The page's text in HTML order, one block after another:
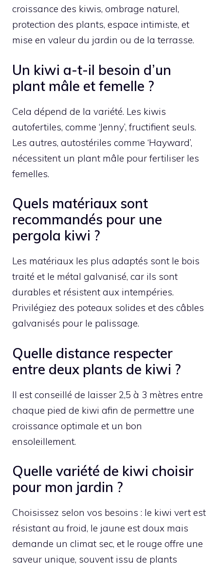
croissance des kiwis, ombrage naturel,
protection des plants, espace intimiste, et
mise en valeur du jardin ou de la terrasse.
Un kiwi a-t-il besoin d’un
plant mâle et femelle ?
Cela dépend de la variété. Les kiwis
autofertiles, comme ‘Jenny’, fructifient seuls.
Les autres, autostériles comme ‘Hayward’,
nécessitent un plant mâle pour fertiliser les
femelles.
Quels matériaux sont
recommandés pour une
pergola kiwi ?
Les matériaux les plus adaptés sont le bois
traité et le métal galvanisé, car ils sont
durables et résistent aux intempéries.
Privilégiez des poteaux solides et des câbles
galvanisés pour le palissage.
Quelle distance respecter
entre deux plants de kiwi ?
Il est conseillé de laisser 2,5 à 3 mètres entre
chaque pied de kiwi afin de permettre une
croissance optimale et un bon
ensoleillement.
Quelle variété de kiwi choisir
pour mon jardin ?
Choisissez selon vos besoins : le kiwi vert est
résistant au froid, le jaune est doux mais
demande un climat sec, et le rouge offre une
saveur unique, souvent issu de plants